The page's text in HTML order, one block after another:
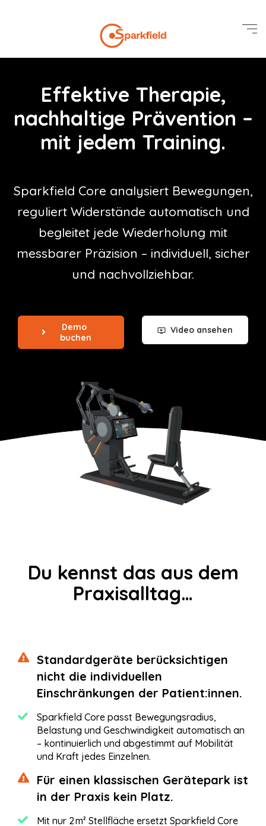
Effektive Therapie,
nachhaltige Prävention –
mit jedem Training.
Sparkfield Core analysiert Bewegungen,
reguliert Widerstände automatisch und
begleitet jede Wiederholung mit
messbarer Präzision – individuell, sicher
und nachvollziehbar.
Demo
buchen
Video ansehen
Du kennst das aus dem
Praxisalltag…
Standardgeräte berücksichtigen
nicht die individuellen
Einschränkungen der Patient:innen.
Sparkfield Core passt Bewegungsradius,
Belastung und Geschwindigkeit automatisch an
– kontinuierlich und abgestimmt auf Mobilität
und Kraft jedes Einzelnen.
Für einen klassischen Gerätepark ist
in der Praxis kein Platz.
Mit nur 2 m² Stellfläche ersetzt Sparkfield Core